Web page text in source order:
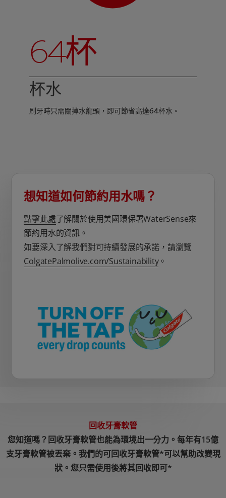
64杯
杯水
刷牙時只需關掉水龍頭，即可節省高達64杯水。
想知道如何節約用水嗎？
點擊此處了解關於使用美國環保署WaterSense來
節約用水的資訊。
如要深入了解我們對可持續發展的承諾，請瀏覽
ColgatePalmolive.com/Sustainability。
回收牙膏軟管
您知道嗎？回收牙膏軟管也能為環境出一分力。每年有15億
支牙膏軟管被丟棄。我們的可回收牙膏軟管*可以幫助改變現
狀。您只需使用後將其回收即可*